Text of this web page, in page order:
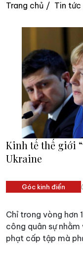
Trang chủ Tin tức
Kinh tế thế giới
Ukraine
Góc kinh điển
Chỉ trong vòng hơn
công quân sự
phạt cấp tập mà